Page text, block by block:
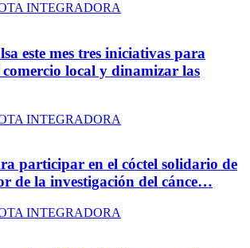
INTEGRADORA
este mes tres iniciativas para
local y dinamizar las
INTEGRADORA
participar en el cóctel solidario de
de la investigación del cánce…
INTEGRADORA